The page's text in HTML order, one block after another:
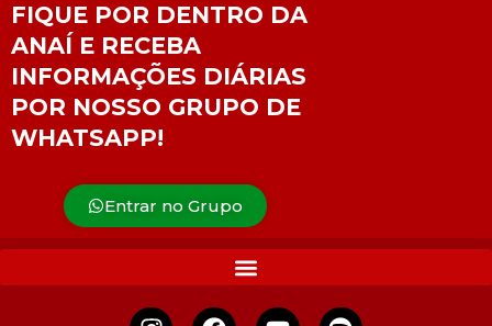
FIQUE POR DENTRO DA
ANAÍ E RECEBA
INFORMAÇÕES DIÁRIAS
POR NOSSO GRUPO DE
WHATSAPP!
Entrar no Grupo